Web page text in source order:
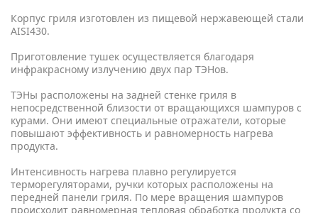
Корпус гриля изготовлен из пищевой нержавеющей стали
AISI430.
Приготовление тушек осуществляется благодаря
инфракрасному излучению двух пар ТЭНов.
ТЭНы расположены на задней стенке гриля в
непосредственной близости от вращающихся шампуров с
курами. Они имеют специальные отражатели, которые
повышают эффективность и равномерность нагрева
продукта.
Интенсивность нагрева плавно регулируется
терморегуляторами, ручки которых расположены на
передней панели гриля. По мере вращения шампуров
происходит равномерная тепловая обработка продукта со